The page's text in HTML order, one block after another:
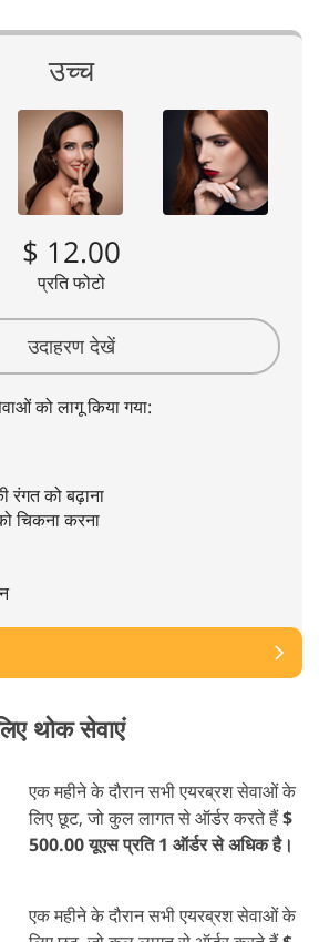
उच्च
$ 12.00
प्रति फोटो
उदाहरण देखें
को लागू किया गया:
रंगत को बढ़ाना
चिकना करना
थोक सेवाएं
एक महीने के दौरान सभी एयरब्रश सेवाओं के
लिए छूट, जो कुल लागत से ऑर्डर करते हैं$
500.00 यूएस प्रति 1 ऑर्डर से अधिक है।
एक महीने के दौरान सभी एयरब्रश सेवाओं के